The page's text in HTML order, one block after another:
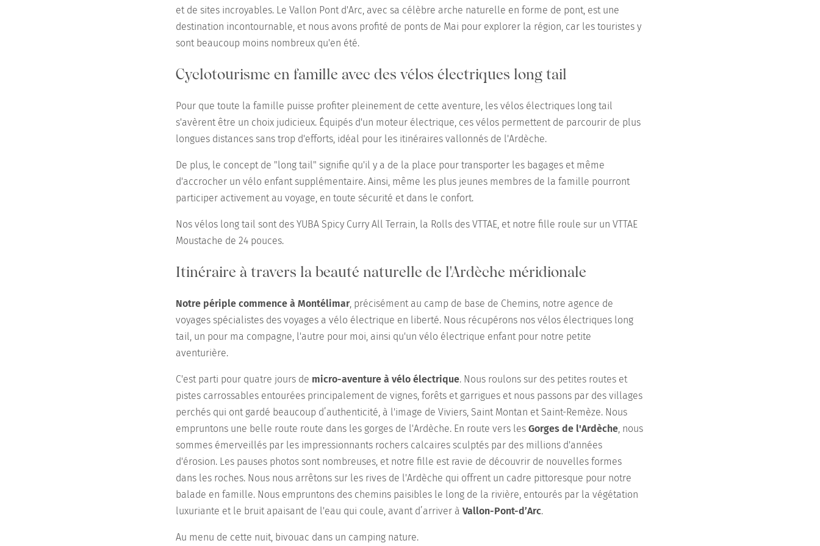
et de sites incroyables. Le Vallon Pont d'Arc, avec sa célèbre arche naturelle en forme de pont, est une
destination incontournable, et nous avons profité de ponts de Mai pour explorer la région, car les touristes y
sont beaucoup moins nombreux qu'en été.
Cyclotourisme en famille avec des vélos électriques long tail
Pour que toute la famille puisse profiter pleinement de cette aventure, les vélos électriques long tail
s'avèrent être un choix judicieux. Équipés d'un moteur électrique, ces vélos permettent de parcourir de plus
longues distances sans trop d'efforts, idéal pour les itinéraires vallonnés de l'Ardèche.
De plus, le concept de "long tail" signifie qu'il y a de la place pour transporter les bagages et même
d'accrocher un vélo enfant supplémentaire. Ainsi, même les plus jeunes membres de la famille pourront
participer activement au voyage, en toute sécurité et dans le confort.
Nos vélos long tail sont des YUBA Spicy Curry All Terrain, la Rolls des VTTAE, et notre fille roule sur un VTTAE
Moustache de 24 pouces.
Itinéraire à travers la beauté naturelle de l'Ardèche méridionale
Notre périple commence à Montélimar, précisément au camp de base de Chemins, notre agence de
voyages spécialistes des voyages a vélo électrique en liberté. Nous récupérons nos vélos électriques long
tail, un pour ma compagne, l'autre pour moi, ainsi qu'un vélo électrique enfant pour notre petite
aventurière.
C'est parti pour quatre jours de micro-aventure à vélo électrique. Nous roulons sur des petites routes et
pistes carrossables entourées principalement de vignes, forêts et garrigues et nous passons par des villages
perchés qui ont gardé beaucoup d’authenticité, à l'image de Viviers, Saint Montan et Saint-Remèze. Nous
empruntons une belle route route dans les gorges de l'Ardèche. En route vers les Gorges de l'Ardèche , nous
sommes émerveillés par les impressionnants rochers calcaires sculptés par des millions d'années
d'érosion. Les pauses photos sont nombreuses, et notre fille est ravie de découvrir de nouvelles formes
dans les roches. Nous nous arrêtons sur les rives de l'Ardèche qui offrent un cadre pittoresque pour notre
balade en famille. Nous empruntons des chemins paisibles le long de la rivière, entourés par la végétation
luxuriante et le bruit apaisant de l'eau qui coule, avant d’arriver à Vallon-Pont-d’Arc.
Au menu de cette nuit, bivouac dans un camping nature.